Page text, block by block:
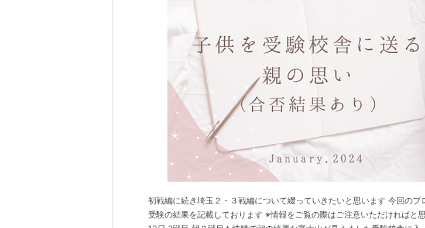
初戦編に続き埼玉２・３戦編について綴っていきたいと思います 今回のブ
受験の結果を記載しております ※情報をご覧の際はご注意いただければと